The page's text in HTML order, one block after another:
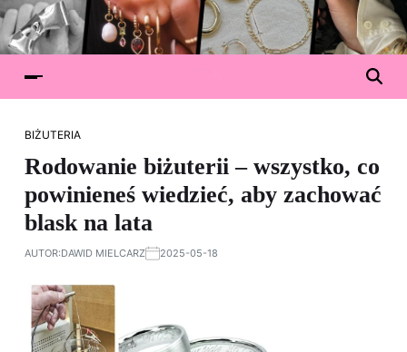
BIŻUTERIA
Rodowanie biżuterii – wszystko, co
powinieneś wiedzieć, aby zachować
blask na lata
AUTOR:DAWID MIELCARZ 2025-05-18